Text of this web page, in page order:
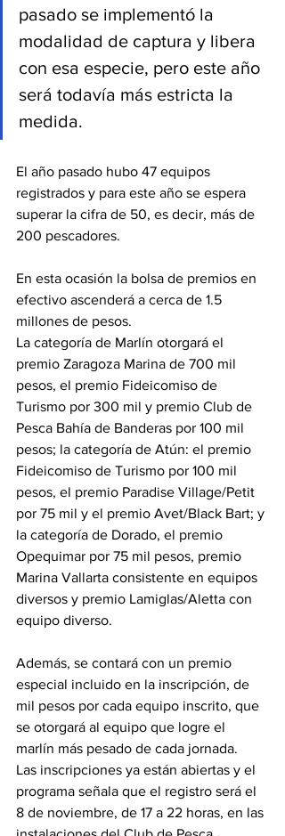
pasado se implementó la
modalidad de captura y libera
con esa especie, pero este año
será todavía más estricta la
medida.
El año pasado hubo 47 equipos
registrados y para este año se espera
superar la cifra de 50, es decir, más de
200 pescadores.
En esta ocasión la bolsa de premios en
efectivo ascenderá a cerca de 1.5
millones de pesos.
La categoría de Marlín otorgará el
premio Zaragoza Marina de 700 mil
pesos, el premio Fideicomiso de
Turismo por 300 mil y premio Club de
Pesca Bahía de Banderas por 100 mil
pesos; la categoría de Atún: el premio
Fideicomiso de Turismo por 100 mil
pesos, el premio Paradise Village/Petit
por 75 mil y el premio Avet/Black Bart; y
la categoría de Dorado, el premio
Opequimar por 75 mil pesos, premio
Marina Vallarta consistente en equipos
diversos y premio Lamiglas/Aletta con
equipo diverso.
Además, se contará con un premio
especial incluido en la inscripción, de
mil pesos por cada equipo inscrito, que
se otorgará al equipo que logre el
marlín más pesado de cada jornada.
Las inscripciones ya están abiertas y el
programa señala que el registro será el
8 de noviembre, de 17 a 22 horas, en las